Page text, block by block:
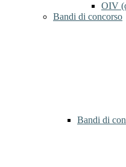
OIV
Bandi di concorso
Bandi di